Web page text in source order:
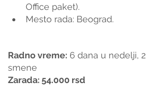
Office paket).
Mesto rada: Beograd.
Radno vreme: 6 dana u nedelji, 2
smene
Zarada: 54.000 rsd